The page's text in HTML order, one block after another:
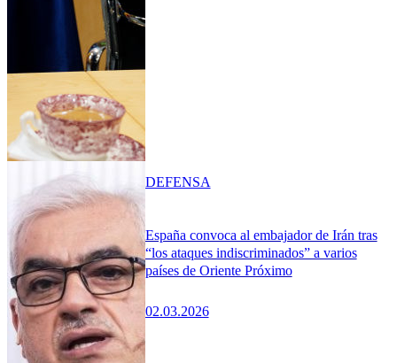
España convoca al embajador de Irán tras
“los ataques indiscriminados” a varios
países de Oriente Próximo
02.03.2026
DEFENSA